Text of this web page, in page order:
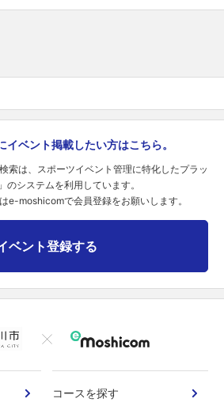
イベント掲載したい方はこちら。
索は、スポーツイベント管理に特化したプラッ
システムを利用しています。
e-moshicomで会員登録をお願いします。
ベント登録する
コースを探す